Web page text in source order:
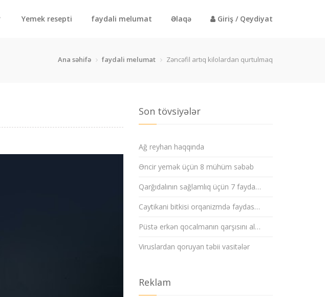
Yemek resepti faydali melumat Əlaqə Giriş / Qeydiyat
Ana səhifə faydali melumat Zəncəfil artıq kilolardan qurtulmaq
Son tövsiyələr
Ağ reyhan haqqında
Əncir yemək üçün 8 mühüm səbəb
Qarğıdalının sağlamlıq üçün 7 fayda…
Caytikani bitkisi orqanizmdə faydas…
Püstə erkən qocalmanın qarşısını al…
Viruslardan qoruyan təbii vasitələr
Reklam